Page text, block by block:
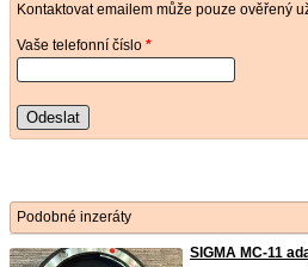
Kontaktovat emailem může pouze ověřený
Vaše telefonní číslo *
Odeslat
Podobné inzeráty
SIGMA MC-11